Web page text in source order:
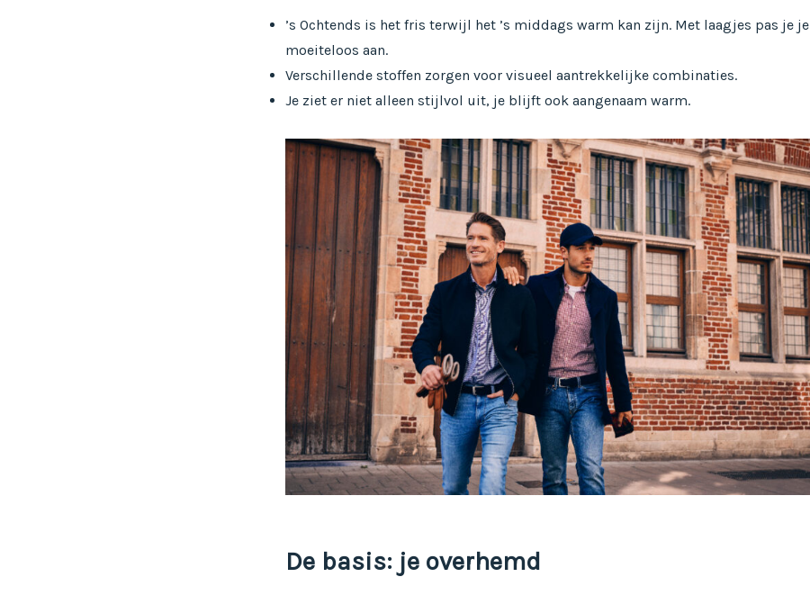
’s Ochtends is het fris terwijl het ’s middags warm kan zijn. Met laagjes pas je je
moeiteloos aan.
Verschillende stoffen zorgen voor visueel aantrekkelijke combinaties.
Je ziet er niet alleen stijlvol uit, je blijft ook aangenaam warm.
De basis: je overhemd